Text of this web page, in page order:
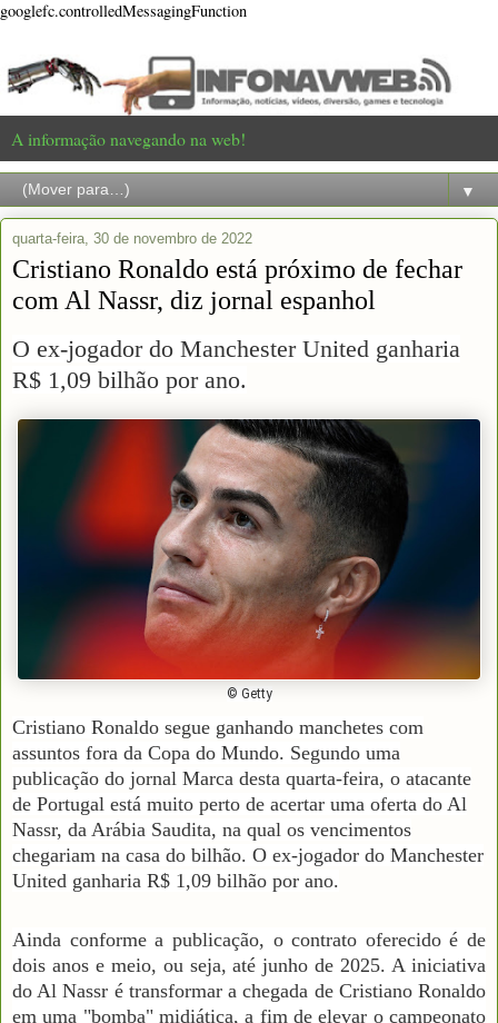
googlefc.controlledMessagingFunction
A informação navegando na web!
▼
quarta-feira, 30 de novembro de 2022
Cristiano Ronaldo está próximo de fechar
com Al Nassr, diz jornal espanhol
O ex-jogador do Manchester United ganharia
R$ 1,09 bilhão por ano.
© Getty
Cristiano Ronaldo segue ganhando manchetes com
assuntos fora da Copa do Mundo. Segundo uma
publicação do jornal Marca desta quarta-feira, o atacante
de Portugal está muito perto de acertar uma oferta do Al
Nassr, da Arábia Saudita, na qual os vencimentos
chegariam na casa do bilhão. O ex-jogador do Manchester
United ganharia R$ 1,09 bilhão por ano.
Ainda conforme a publicação, o contrato oferecido é de
dois anos e meio, ou seja, até junho de 2025. A iniciativa
do Al Nassr é transformar a chegada de Cristiano Ronaldo
em uma "bomba" midiática, a fim de elevar o campeonato